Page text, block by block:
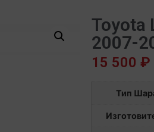
Toyota
2007-
15 500 ₽
Тип